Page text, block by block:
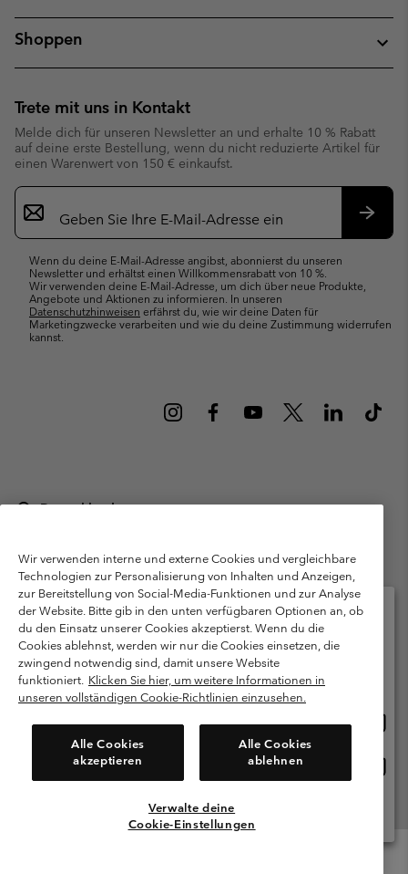
Shoppen
Trete mit uns in Kontakt
Melde dich für unseren Newsletter an und erhalte 10 % Rabatt
auf deine erste Bestellung, wenn du nicht reduzierte Artikel für
einen Warenwert von 150 € einkaufst.
Newsletter-
Anmeldung
Wenn du deine E-Mail-Adresse angibst, abonnierst du unseren
Newsletter und erhältst einen Willkommensrabatt von 10 %.
Wir verwenden deine E-Mail-Adresse, um dich über neue Produkte,
Angebote und Aktionen zu informieren. In unseren
Datenschutzhinweisen erfährst du, wie wir deine Daten für
Marketingzwecke verarbeiten und wie du deine Zustimmung widerrufen
kannst.
Deutschland
München Deutschland. Alle Rechte vorbehalten.
Nutzungsbedingungen
Allgemeine Verkaufsbedingungen
Garantie
Datenschutzerklärung
Bestimmungen und Bedingungen des Mitglieder Programms
Nutzungsbedingungen Für Nutzergenerierte Inhalte
Cookies
Public CBCR
Kundenservice: Mo- Fr. 9:00 - 13:00 & 14:00- 18:00 Uhr
(+)498912081004
Wir verwenden interne und externe Cookies und vergleichbare
Technologien zur Personalisierung von Inhalten und Anzeigen,
zur Bereitstellung von Social-Media-Funktionen und zur Analyse
der Website. Bitte gib in den unten verfügbaren Optionen an, ob
du den Einsatz unserer Cookies akzeptierst. Wenn du die
Cookies ablehnst, werden wir nur die Cookies einsetzen, die
zwingend notwendig sind, damit unsere Website
funktioniert. Klicken Sie hier, um weitere Informationen in
unseren vollständigen Cookie-Richtlinien einzusehen.
Alle Cookies
akzeptieren
Alle Cookies
ablehnen
Verwalte deine
Cookie-Einstellungen
Bitte wählen Sie Ihr Lieferland und Ihre Sprache
Online-Einkauf verfügbar
Deutschland
Alle Länder Anzeigen